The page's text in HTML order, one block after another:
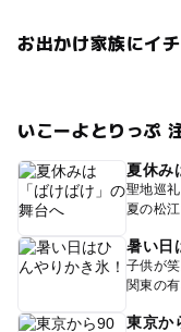
お出かけ家族にイ
いこーよとりっぷ
夏休み
聖地巡
夏の松
暑い日
子供が
関東の
東京か